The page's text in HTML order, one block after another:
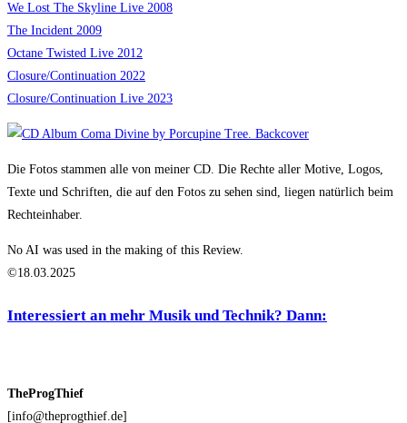
We Lost The Skyline Live 2008
The Incident 2009
Octane Twisted Live 2012
Closure/Continuation 2022
Closure/Continuation Live 2023
Die Fotos stammen alle von meiner CD. Die Rechte aller Motive, Logos,
Texte und Schriften, die auf den Fotos zu sehen sind, liegen natürlich beim
Rechteinhaber.
No AI was used in the making of this Review.
©18.03.2025
Interessiert an mehr Musik und Technik? Dann:
TheProgThief
[info@theprogthief.de]